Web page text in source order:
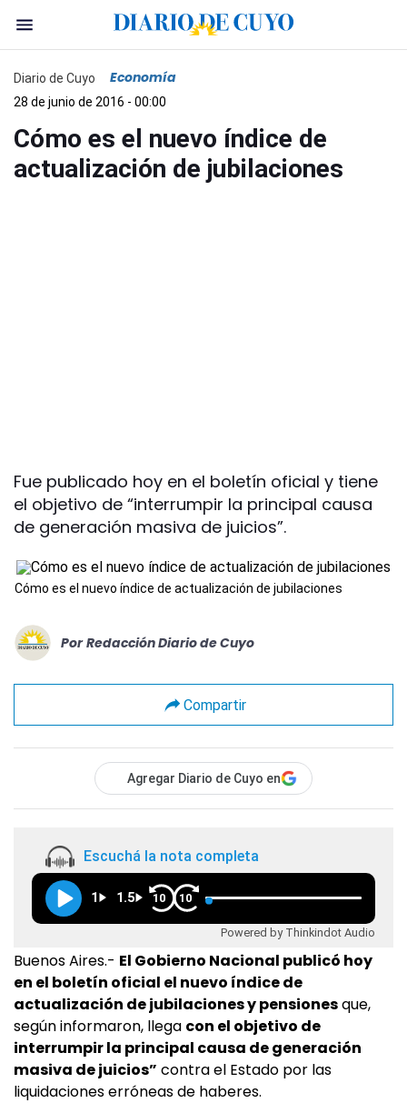
Diario de Cuyo Economía
28 de junio de 2016 - 00:00
Cómo es el nuevo índice de
actualización de jubilaciones
Fue publicado hoy en el boletín oficial y tiene
el objetivo de “interrumpir la principal causa
de generación masiva de juicios”.
Cómo es el nuevo índice de actualización de jubilaciones
Por Redacción Diario de Cuyo
Compartir
Agregar Diario de Cuyo en
Escuchá la nota completa
1 1.5 10 10
Powered by Thinkindot Audio
Buenos Aires.- El Gobierno Nacional publicó hoy
en el boletín oficial el nuevo índice de
actualización de jubilaciones y pensionesque,
según informaron, llega con el objetivo de
interrumpir la principal causa de generación
masiva de juicios” contra el Estado por las
liquidaciones erróneas de haberes.